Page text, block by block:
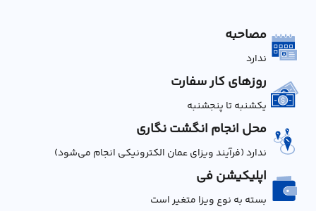
مصاحبه
ندارد
روزهای کار سفارت
یکشنبه تا پنجشنبه
محل انجام انگشت نگاری
ندارد (فرآیند ویزای عمان الکترونیکی انجام می‌شود)
اپلیکیشن فی
بسته به نوع ویزا متغیر است